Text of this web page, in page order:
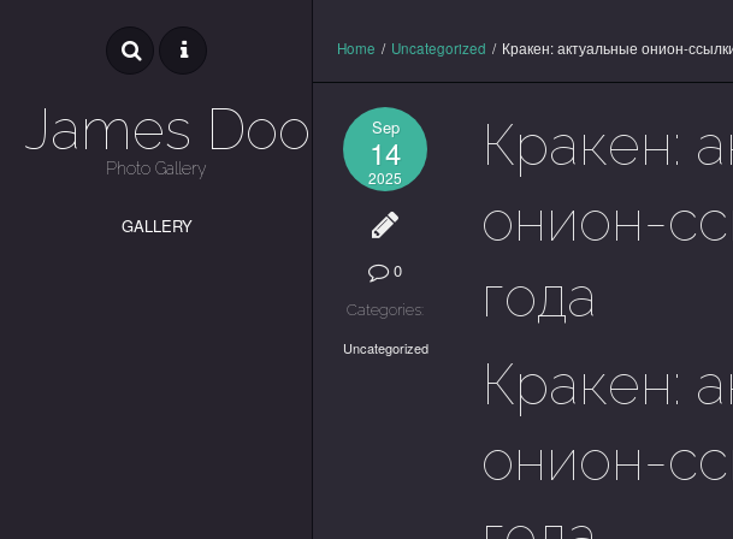
James Dooley
Photo Gallery
GALLERY
Home / Uncategorized / Кракен: актуальные онион-
Sep
14
2025
0
Categories:
Uncategorized
Кракен:
онион-
года
Кракен:
онион-